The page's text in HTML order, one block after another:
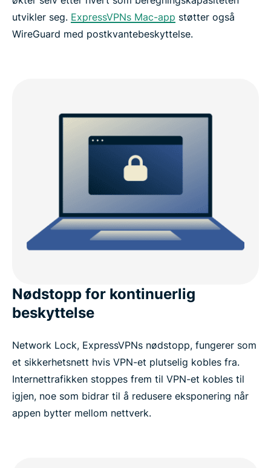
utvikler seg. ExpressVPNs Mac-app støtter også
WireGuard med postkvantebeskyttelse.
Nødstopp for kontinuerlig
beskyttelse
Network Lock, ExpressVPNs nødstopp, fungerer som
et sikkerhetsnett hvis VPN-et plutselig kobles fra.
Internettrafikken stoppes frem til VPN-et kobles til
igjen, noe som bidrar til å redusere eksponering når
appen bytter mellom nettverk.